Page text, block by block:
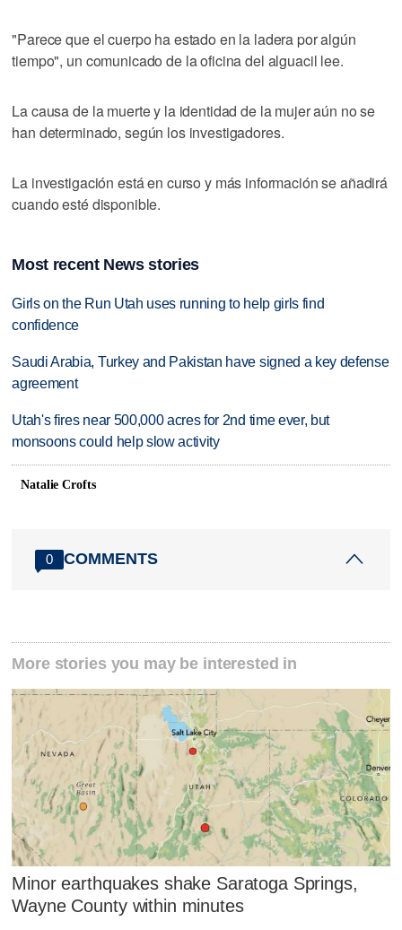
"Parece que el cuerpo ha estado en la ladera por algún
tiempo", un comunicado de la oficina del alguacil lee.
La causa de la muerte y la identidad de la mujer aún no se
han determinado, según los investigadores.
La investigación está en curso y más información se añadirá
cuando esté disponible.
Most recent News stories
Girls on the Run Utah uses running to help girls find
confidence
Saudi Arabia, Turkey and Pakistan have signed a key defense
agreement
Utah's fires near 500,000 acres for 2nd time ever, but
monsoons could help slow activity
Natalie Crofts
0 COMMENTS
More stories you may be interested in
Minor earthquakes shake Saratoga Springs,
Wayne County within minutes